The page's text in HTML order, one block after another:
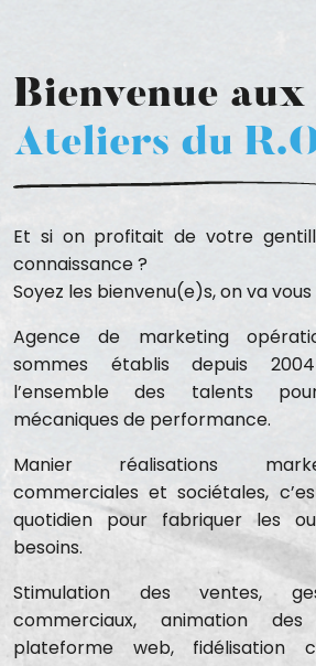
Bienvenue aux
Ateliers du
Et si on profitait de votre
connaissance ?
Soyez les bienvenu(e)s, on va
Agence de marketing
sommes établis depuis
l’ensemble des talents
mécaniques de performance.
Manier réalisations
commerciales et sociétales,
quotidien pour fabriquer les
besoins.
Stimulation des ventes,
commerciaux, animation des
plateforme web, fidélisation